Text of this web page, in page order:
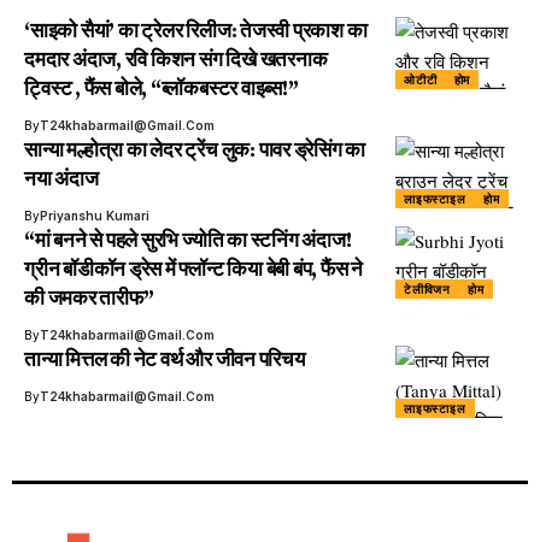
ओटीटी होम
‘साइको सैयां’ का ट्रेलर रिलीज: तेजस्वी प्रकाश का
दमदार अंदाज, रवि किशन संग दिखे खतरनाक
ट्विस्ट , फैंस बोले, “ब्लॉकबस्टर वाइब्स!”
ByT24khabarmail@gmail.com
लाइफस्टाइल होम
सान्या मल्होत्रा का लेदर ट्रेंच लुक: पावर ड्रेसिंग का
नया अंदाज
ByPriyanshu Kumari
टेलीविजन होम
“मां बनने से पहले सुरभि ज्योति का स्टनिंग अंदाज!
ग्रीन बॉडीकॉन ड्रेस में फ्लॉन्ट किया बेबी बंप, फैंस ने
की जमकर तारीफ”
ByT24khabarmail@gmail.com
लाइफस्टाइल
तान्या मित्तल की नेट वर्थ और जीवन परिचय
ByT24khabarmail@gmail.com